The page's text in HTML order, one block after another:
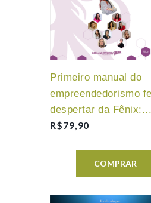
Primeiro manual do
empreendedorismo
despertar da Fênix:...
R$79,90
COMPRAR